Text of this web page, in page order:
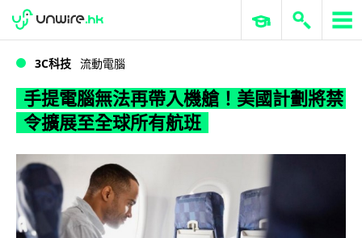
WWDC 2026 ERP 與商業 AI
3C科技 流動電腦
手提電腦無法再帶入機艙！美國計劃將禁
令擴展至全球所有航班